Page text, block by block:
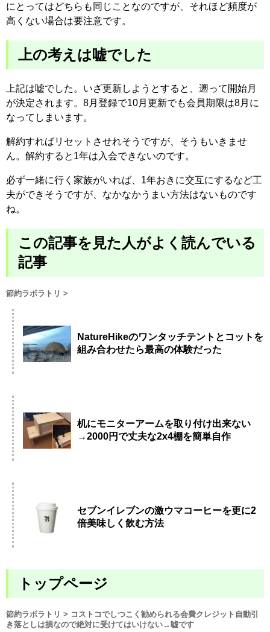
にとってはどちらも同じことなのですが、それほど頻度が
高くない場合は要注意です。
上の考えは嘘でした
上記は嘘でした。いざ更新しようとすると、遡って開始月
が決定されます。8月登録で10月更新でも会員期限は8月に
なってしまいます。
解約すればリセットさせれそうですが、そうもいきませ
ん。解約すると1年は入会できないのです。
必ず一緒に行く家族がいれば、1年おきに交互にするなど工
夫ができそうですが、なかなかうまい方法はないものです
ね。
この記事を見た人がよく読んでいる
記事
節約ラボラトリ >
NatureHikeのワンタッチテントとコットを
組み合わせたら最高の体験だった
机にモニターアームを取り付け出来ない
→2000円で丈夫な2x4棚を簡単自作
セブンイレブンの激ウマコーヒーを更に2
倍美味しく飲む方法
トップページ
節約ラボラトリ > コストコでしつこく勧められる会費クレジット自動引
き落としは損なので絶対に受けてはいけない→嘘です